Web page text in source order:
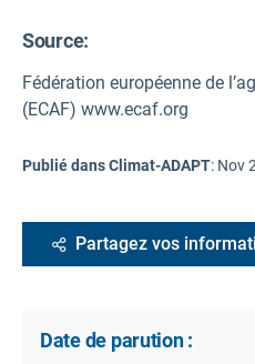
Source:
Fédération européenne de
(ECAF) www.ecaf.org
Publié dans Climat-ADAPT: Nov
Partagez vos
Date de parution :